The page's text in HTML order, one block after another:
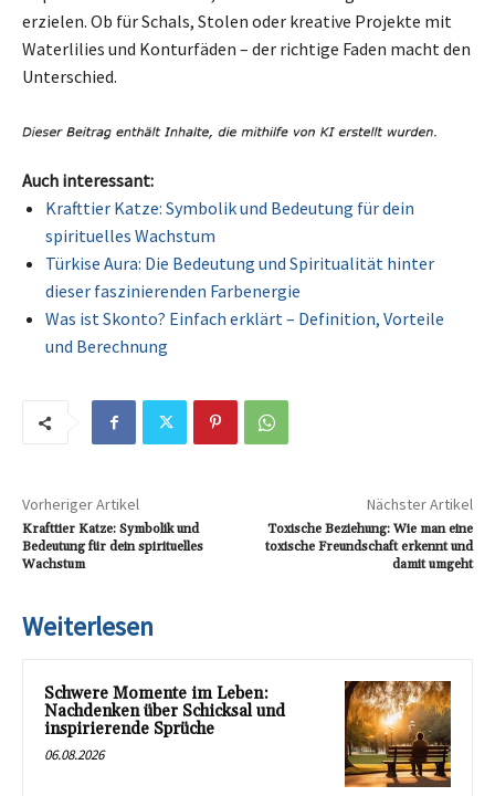
erzielen. Ob für Schals, Stolen oder kreative Projekte mit
Waterlilies und Konturfäden – der richtige Faden macht den
Unterschied.
Auch interessant:
Krafttier Katze: Symbolik und Bedeutung für dein
spirituelles Wachstum
Türkise Aura: Die Bedeutung und Spiritualität hinter
dieser faszinierenden Farbenergie
Was ist Skonto? Einfach erklärt – Definition, Vorteile
und Berechnung
Vorheriger Artikel
Krafttier Katze: Symbolik und
Bedeutung für dein spirituelles
Wachstum
Nächster Artikel
Toxische Beziehung: Wie man eine
toxische Freundschaft erkennt und
damit umgeht
Weiterlesen
Schwere Momente im Leben:
Nachdenken über Schicksal und
inspirierende Sprüche
06.08.2026